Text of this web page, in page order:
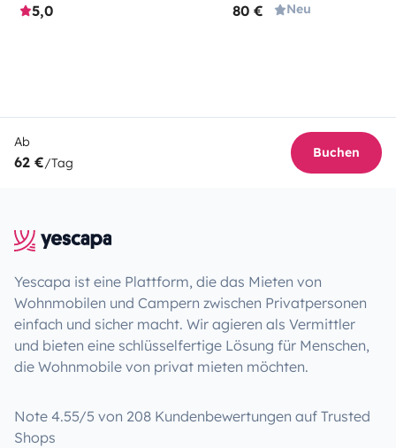
5,0
80 € Neu
Ab
62 €/Tag
Buchen
Yescapa ist eine Plattform, die das Mieten von
Wohnmobilen und Campern zwischen Privatpersonen
einfach und sicher macht. Wir agieren als Vermittler
und bieten eine schlüsselfertige Lösung für Menschen,
die Wohnmobile von privat mieten möchten.
Note 4.55/5 von 208 Kundenbewertungen auf Trusted
Shops